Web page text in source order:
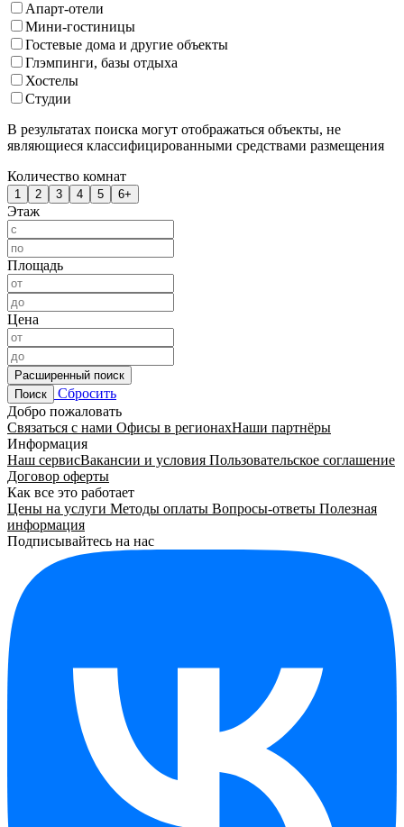
Апарт-отели
Мини-гостиницы
Гостевые дома и другие объекты
Глэмпинги, базы отдыха
Хостелы
Студии
В результатах поиска могут отображаться объекты, не
являющиеся классифицированными средствами размещения
Количество комнат
1 2 3 4 5 6+
Этаж
Площадь
Цена
Расширенный поиск
Поиск
Сбросить
Добро пожаловать
Связаться с нами Офисы в регионахНаши партнёры
Информация
Наш сервисВакансии и условия Пользовательское соглашение
Договор оферты
Как все это работает
Цены на услуги Методы оплаты Вопросы-ответы Полезная
информация
Подписывайтесь на нас